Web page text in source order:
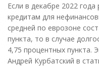
Если в декабре 2022
кредитам для
средней по еврозоне
пункта, то в случае
4,75 процентных пункта.
Андрей Курбатский в